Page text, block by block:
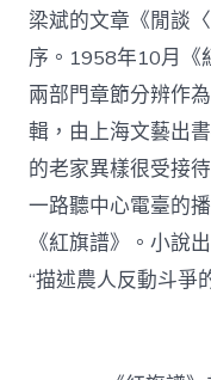
梁斌的文章《閒談
序。1958年10月《
兩部門章節分辨作
輯，由上海文藝出
的老家異樣很受接
一路聽中心電臺的
《紅旗譜》。小說
“描述農人反動斗爭